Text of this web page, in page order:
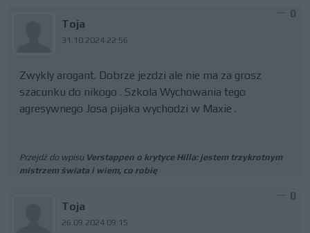
Toja
31.10.2024 22:56
0
Zwykly arogant. Dobrze jezdzi ale nie ma za grosz
szacunku do nikogo . Szkola Wychowania tego
agresywnego Josa pijaka wychodzi w Maxie .
Przejdź do wpisu Verstappen o krytyce Hilla: jestem trzykrotnym
mistrzem świata i wiem, co robię
Toja
26.09.2024 09:15
0